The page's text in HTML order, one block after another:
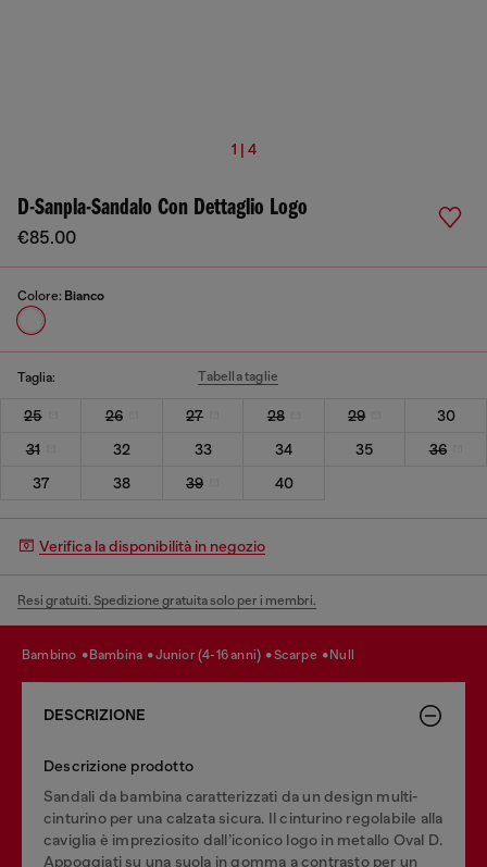
1 | 4
D-Sanpla-Sandalo Con Dettaglio Logo
€85.00
Colore: Bianco
Taglia: Tabella taglie
25 26 27 28 29
30
31
32 33 34 35
36
37
38 39 40
Verifica la disponibilità in negozio
Resi gratuiti. Spedizione gratuita solo per i membri.
bambino bambina junior (4-16 anni) scarpe null
DESCRIZIONE
Descrizione prodotto
Sandali da bambina caratterizzati da un design multi-
cinturino per una calzata sicura. Il cinturino regolabile alla
caviglia è impreziosito dall’iconico logo in metallo Oval D.
Appoggiati su una suola in gomma a contrasto per un